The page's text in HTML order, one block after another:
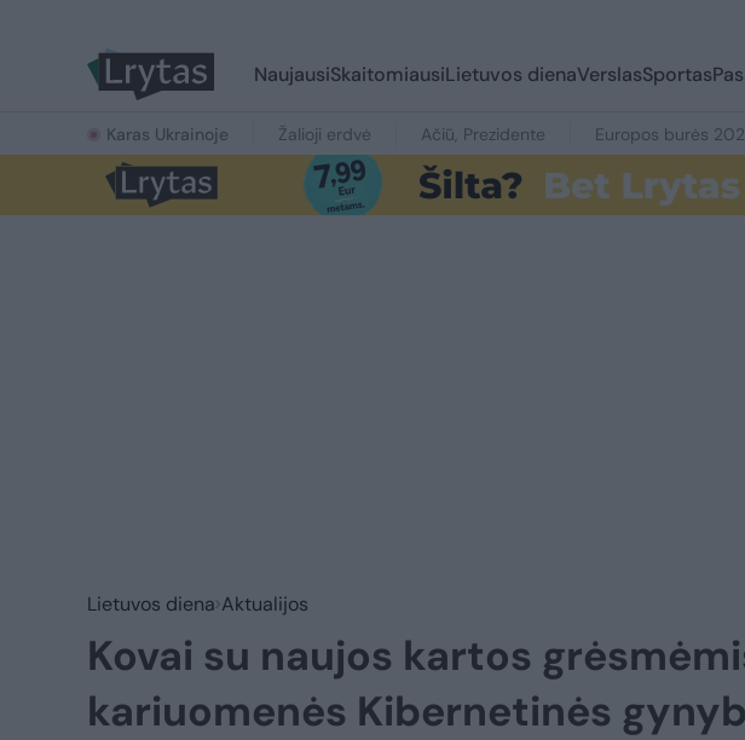
NaujausiSkaitomiausiLietuvos dienaVerslasSportas
Karas Ukrainoje Žalioji erdvė Ačiū, Prezidente Europos burės
Lietuvos diena Aktualijos
Kovai su naujos kartos
kariuomenės Kibernetinės